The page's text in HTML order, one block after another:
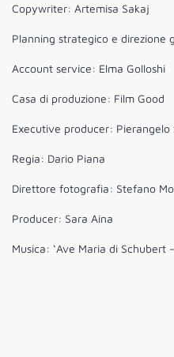
Copywriter: Artemisa Sakaj
Planning strategico e direzione
Account service: Elma Golloshi
Casa di produzione: Film Good
Executive producer: Pierangelo
Regia: Dario Piana
Direttore fotografia: Stefano
Producer: Sara Aina
Musica: ‘Ave Maria di Schubert